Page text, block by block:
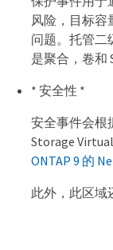
风险，目标容
问题。托管二
是聚合，卷和
* 安全性 *
安全事件会根
Storage
ONTAP 9 的
此外，此区域